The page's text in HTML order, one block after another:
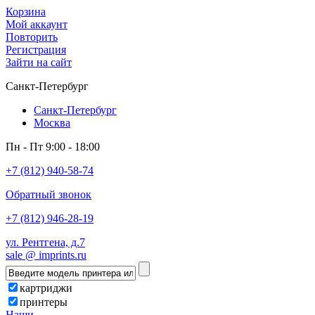
Корзина
Мой аккаунт
Повторить
Регистрация
Зайти на сайт
Санкт-Петербург
Санкт-Петербург
Москва
Пн - Пт 9:00 - 18:00
+7 (812) 940-58-74
Обратный звонок
+7 (812) 946-28-19
ул. Рентгена, д.7
sale @ imprints.ru
картриджи
принтеры